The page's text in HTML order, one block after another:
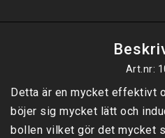
Art.nr:
Detta är en mycket effektivt
böjer sig mycket lätt och
bollen vilket gör det mycket